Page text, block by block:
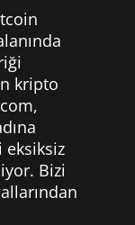
kripto
eksiksiz
Bizi